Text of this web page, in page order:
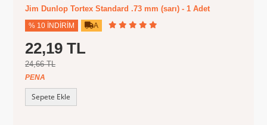
Jim Dunlop Tortex Standard .73 mm (sarı) - 1 Adet
% 10 İNDIRIM A
22,19 TL
24,66 TL
PENA
Sepete Ekle